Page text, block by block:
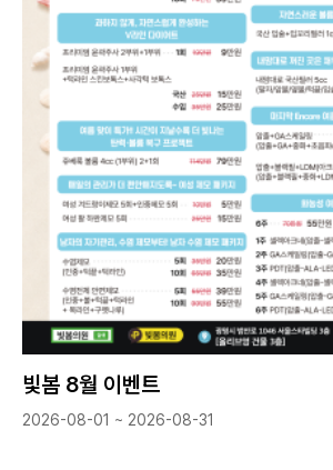
빛봄 8월 이벤트
2026-08-01 ~ 2026-08-31